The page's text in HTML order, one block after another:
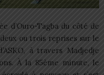
d’Ouro-Tagba du côté de
ou trois reprises sur le
à travers Madjedje
À la 85ème minute, le